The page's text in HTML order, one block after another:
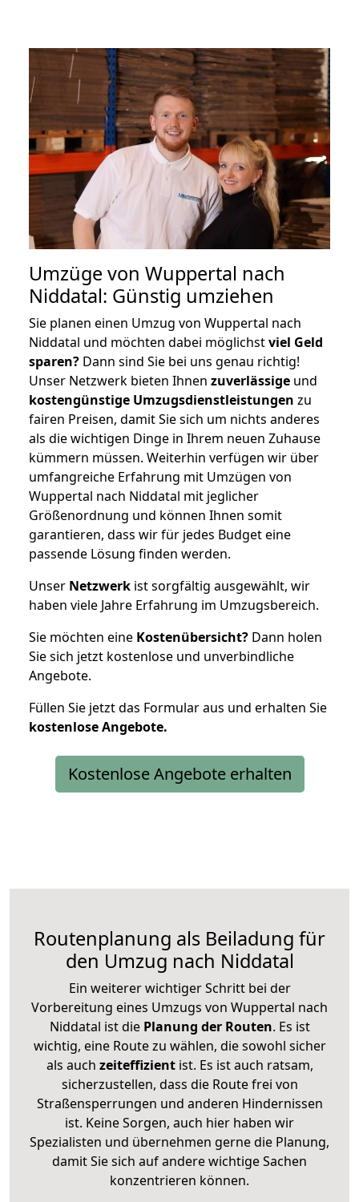
Umzüge von Wuppertal nach
Niddatal: Günstig umziehen
Sie planen einen Umzug von Wuppertal nach
Niddatal und möchten dabei möglichstviel Geld
sparen? Dann sind Sie bei uns genau richtig!
Unser Netzwerk bieten Ihnen zuverlässige und
kostengünstige Umzugsdienstleistungen zu
fairen Preisen, damit Sie sich um nichts anderes
als die wichtigen Dinge in Ihrem neuen Zuhause
kümmern müssen. Weiterhin verfügen wir über
umfangreiche Erfahrung mit Umzügen von
Wuppertal nach Niddatal mit jeglicher
Größenordnung und können Ihnen somit
garantieren, dass wir für jedes Budget eine
passende Lösung finden werden.
Unser Netzwerk ist sorgfältig ausgewählt, wir
haben viele Jahre Erfahrung im Umzugsbereich.
Sie möchten eine Kostenübersicht? Dann holen
Sie sich jetzt kostenlose und unverbindliche
Angebote.
Füllen Sie jetzt das Formular aus und erhalten Sie
kostenloseAngebote.
Kostenlose Angebote erhalten
Routenplanung als Beiladung für
den Umzug nach Niddatal
Ein weiterer wichtiger Schritt bei der
Vorbereitung eines Umzugs von Wuppertal nach
Niddatal ist diePlanung der Routen. Es ist
wichtig, eine Route zu wählen, die sowohl sicher
als auch zeiteffizientist. Es ist auch ratsam,
sicherzustellen, dass die Route frei von
Straßensperrungen und anderen Hindernissen
ist. Keine Sorgen, auch hier haben wir
Spezialisten und übernehmen gerne die Planung,
damit Sie sich auf andere wichtige Sachen
konzentrieren können.